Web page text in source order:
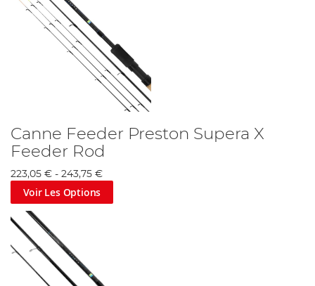
Canne Feeder Preston Supera X
Feeder Rod
223,05 € - 243,75 €
Voir Les Options